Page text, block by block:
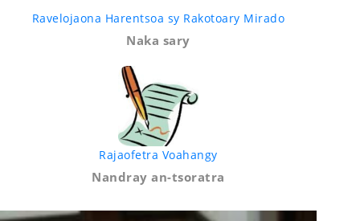
Ravelojaona Harentsoa sy Rakotoary Mirado
Naka sary
Rajaofetra Voahangy
Nandray an-tsoratra